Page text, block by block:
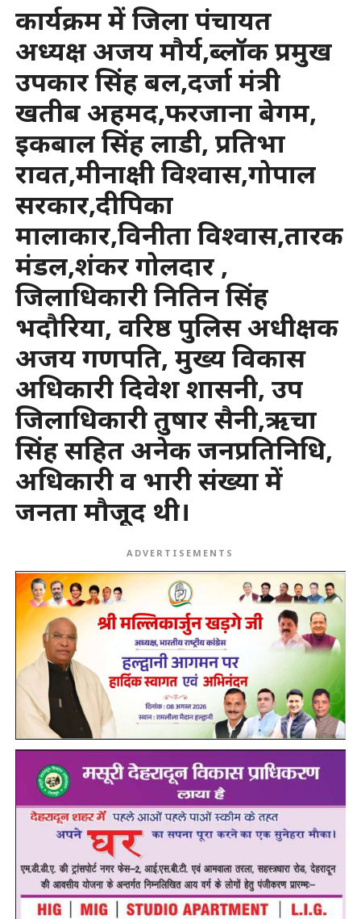
कार्यक्रम में जिला पंचायत
अध्यक्ष अजय मौर्य,ब्लॉक प्रमुख
उपकार सिंह बल,दर्जा मंत्री
खतीब अहमद,फरजाना बेगम,
इकबाल सिंह लाडी, प्रतिभा
रावत,मीनाक्षी विश्वास,गोपाल
सरकार,दीपिका
मालाकार,विनीता विश्वास,तारक
मंडल,शंकर गोलदार ,
जिलाधिकारी नितिन सिंह
भदौरिया, वरिष्ठ पुलिस अधीक्षक
अजय गणपति, मुख्य विकास
अधिकारी दिवेश शासनी, उप
जिलाधिकारी तुषार सैनी,ऋचा
सिंह सहित अनेक जनप्रतिनिधि,
अधिकारी व भारी संख्या में
जनता मौजूद थी।
ADVERTISEMENTS